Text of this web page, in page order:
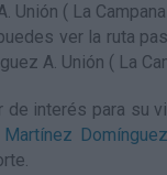
Unión ( La
ver la ruta
A. Unión ( La
de interés para su